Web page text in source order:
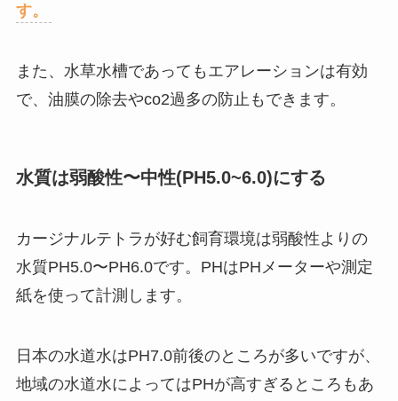
す。
また、水草水槽であってもエアレーションは有効
で、油膜の除去やco2過多の防止もできます。
水質は弱酸性〜中性(PH5.0~6.0)にする
カージナルテトラが好む飼育環境は弱酸性よりの
水質PH5.0〜PH6.0です。PHはPHメーターや測定
紙を使って計測します。
日本の水道水はPH7.0前後のところが多いですが、
地域の水道水によってはPHが高すぎるところもあ